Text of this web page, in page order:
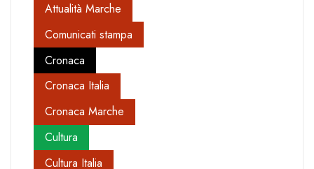
Attualità Marche
Comunicati stampa
Cronaca
Cronaca Italia
Cronaca Marche
Cultura
Cultura Italia